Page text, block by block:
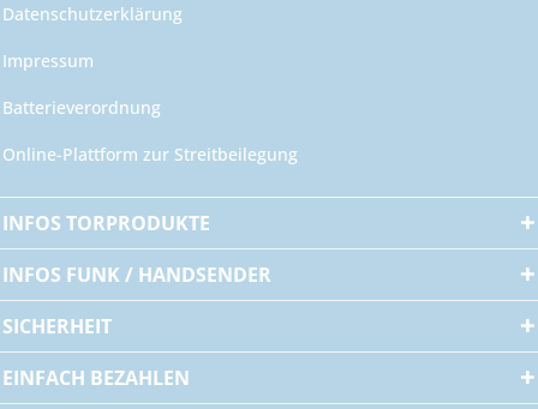
Datenschutzerklärung
Impressum
Batterieverordnung
Online-Plattform zur Streitbeilegung
INFOS TORPRODUKTE
INFOS FUNK / HANDSENDER
SICHERHEIT
EINFACH BEZAHLEN